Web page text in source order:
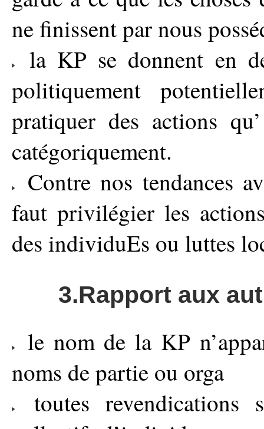
ne finissent par nous
la KP se donnent en
politiquement
pratiquer des actions
catégoriquement.
Contre nos tendances
faut privilégier les
des individuEs ou luttes
3.Rapport aux
le nom de la KP
noms de partie ou orga
toutes revendications